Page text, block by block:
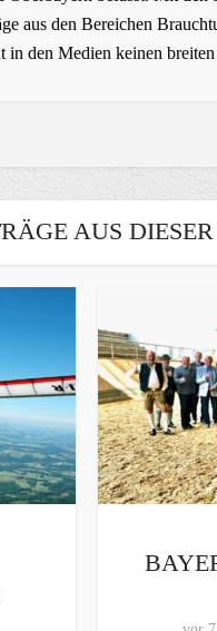
aus den Bereichen
in den Medien keinen
AUS